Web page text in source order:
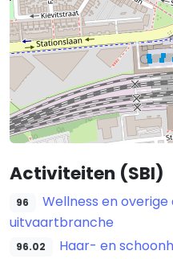
Activiteiten (SBI)
96
Wellness en
uitvaartbranche
96.02 Haar- en